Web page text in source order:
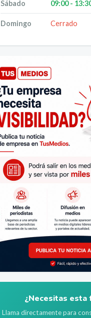
Sábado 09:00 -
Domingo Cerrado
¿Necesitas esta
Llama directamente para